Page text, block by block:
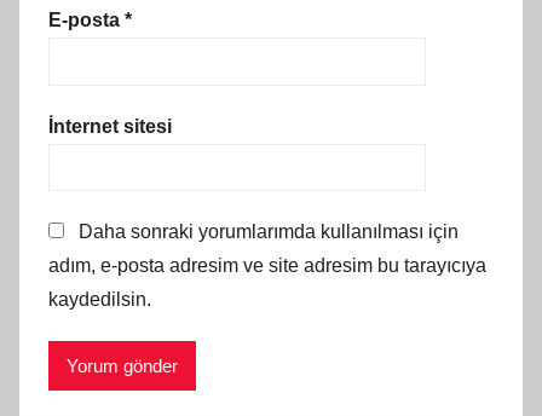
E-posta *
İnternet sitesi
Daha sonraki yorumlarımda kullanılması için
adım, e-posta adresim ve site adresim bu tarayıcıya
kaydedilsin.